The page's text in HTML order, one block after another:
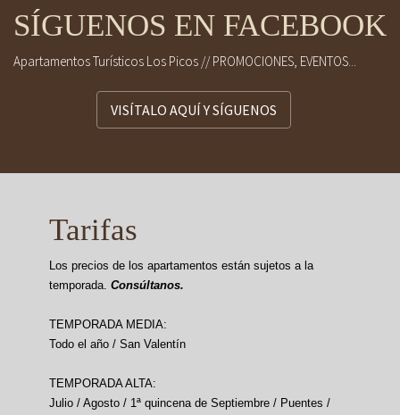
SÍGUENOS EN FACEBOOK
Apartamentos Turísticos Los Picos // PROMOCIONES, EVENTOS...
VISÍTALO AQUÍ Y SÍGUENOS
Tarifas
Los precios de los apartamentos están sujetos a la
temporada. Consúltanos.
TEMPORADA MEDIA:
Todo el año / San Valentín
TEMPORADA ALTA:
Julio / Agosto / 1ª quincena de Septiembre / Puentes /